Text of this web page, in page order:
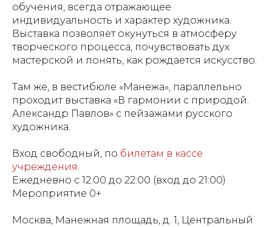
обучения, всегда отражающее
индивидуальность и характер художника.
Выставка позволяет окунуться в атмосферу
творческого процесса, почувствовать дух
мастерской и понять, как рождается искусство.
Там же, в вестибюле «Манежа», параллельно
проходит выставка «В гармонии с природой.
Александр Павлов» с пейзажами русского
художника.
Вход свободный, по билетам в кассе
учреждения.
Ежедневно с 12:00 до 22:00 (вход до 21:00)
Мероприятие 0+
Москва, Манежная площадь, д. 1, Центральный